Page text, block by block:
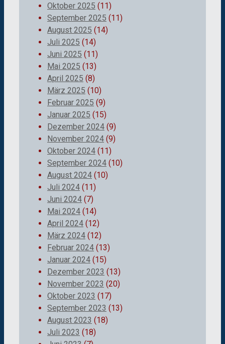
Oktober 2025 (11)
September 2025 (11)
August 2025 (14)
Juli 2025 (14)
Juni 2025 (11)
Mai 2025 (13)
April 2025 (8)
März 2025 (10)
Februar 2025 (9)
Januar 2025 (15)
Dezember 2024 (9)
November 2024 (9)
Oktober 2024 (11)
September 2024 (10)
August 2024 (10)
Juli 2024 (11)
Juni 2024 (7)
Mai 2024 (14)
April 2024 (12)
März 2024 (12)
Februar 2024 (13)
Januar 2024 (15)
Dezember 2023 (13)
November 2023 (20)
Oktober 2023 (17)
September 2023 (13)
August 2023 (18)
Juli 2023 (18)